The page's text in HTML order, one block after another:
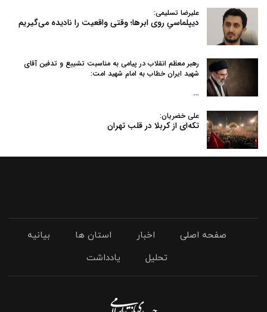
علیرضا تسلیمی:
دیپلماسیِ روی ابرها؛ وقتی واقعیت را نادیده می‌گیریم
رهبر معظم انقلاب در پیامی به‌ مناسبت تشییع و تدفین آقای
شهید ایران خطاب به امام شهید امت:
…
علی خضریان:
تکه‌ای از کربلا در قلب تهران
صفحه اصلی اخبار استان ها
بیانیه
تحلیل
یادداشت